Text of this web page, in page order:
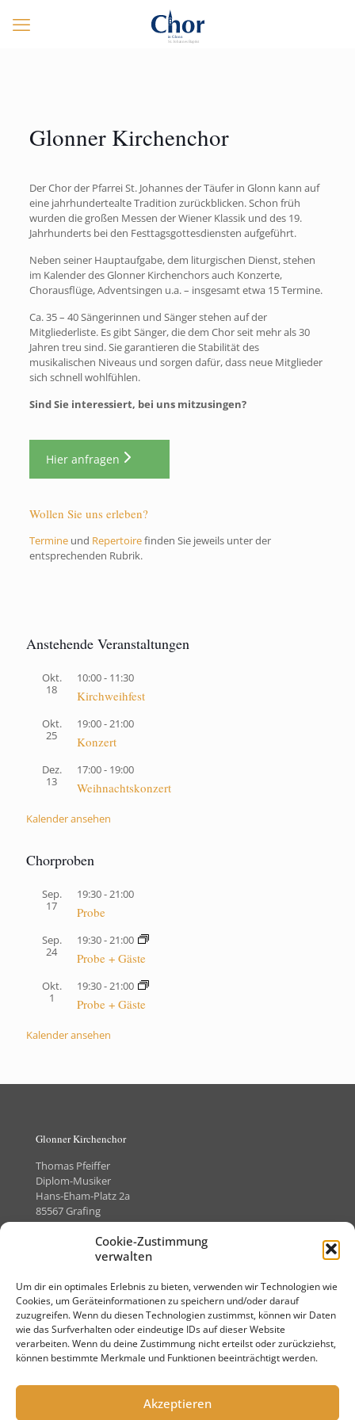
Cookie-Zustimmung
verwalten
Um dir ein optimales Erlebnis zu bieten, verwenden wir Technologien wie
Cookies, um Geräteinformationen zu speichern und/oder darauf
zuzugreifen. Wenn du diesen Technologien zustimmst, können wir Daten
wie das Surfverhalten oder eindeutige IDs auf dieser Website
verarbeiten. Wenn du deine Zustimmung nicht erteilst oder zurückziehst,
können bestimmte Merkmale und Funktionen beeinträchtigt werden.
Akzeptieren
Glonner Kirchenchor
Der Chor der Pfarrei St. Johannes der Täufer in Glonn kann auf
eine jahrhundertealte Tradition zurückblicken. Schon früh
wurden die großen Messen der Wiener Klassik und des 19.
Jahrhunderts bei den Festtagsgottesdiensten aufgeführt.
Neben seiner Hauptaufgabe, dem liturgischen Dienst, stehen
im Kalender des Glonner Kirchenchors auch Konzerte,
Chorausflüge, Adventsingen u.a. – insgesamt etwa 15 Termine.
Ca. 35 – 40 Sängerinnen und Sänger stehen auf der
Mitgliederliste. Es gibt Sänger, die dem Chor seit mehr als 30
Jahren treu sind. Sie garantieren die Stabilität des
musikalischen Niveaus und sorgen dafür, dass neue Mitglieder
sich schnell wohlfühlen.
Sind Sie interessiert, bei uns mitzusingen?
Hier anfragen
Wollen Sie uns erleben?
Termineund Repertoirefinden Sie jeweils unter der
entsprechenden Rubrik.
Anstehende Veranstaltungen
Okt.
18
10:00- 11:30
Kirchweihfest
Okt.
25
19:00-21:00
Konzert
Dez.
13
17:00- 19:00
Weihnachtskonzert
Kalender ansehen
Chorproben
Sep.
17
19:30-21:00
Probe
Sep.
24
19:30-21:00
Probe + Gäste
Okt.
1
19:30-21:00
Probe + Gäste
Kalender ansehen
Glonner Kirchenchor
Thomas Pfeiffer
Diplom-Musiker
Hans-Eham-Platz 2a
85567 Grafing
Telefon +49 (0)8092-8505373
Kontakt
Impressum
Datenschutz